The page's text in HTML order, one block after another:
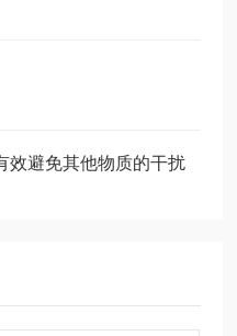
效避免其他物质的干扰